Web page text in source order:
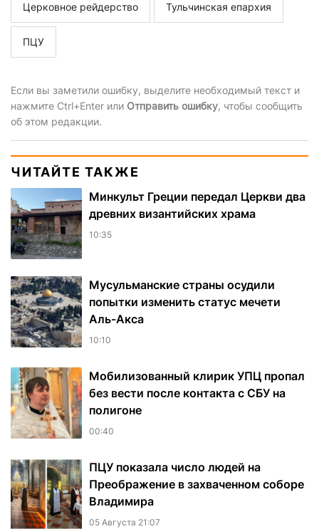
Церковное рейдерство Тульчинская епархия
ПЦУ
Если вы заметили ошибку, выделите необходимый текст и
нажмите Ctrl+Enter или Отправить ошибку, чтобы сообщить
об этом редакции.
ЧИТАЙТЕ ТАКЖЕ
Минкульт Греции передал Церкви два
древних византийских храма
10:35
Мусульманские страны осудили
попытки изменить статус мечети
Аль-Акса
10:10
Мобилизованный клирик УПЦ пропал
без вести после контакта с СБУ на
полигоне
00:40
ПЦУ показала число людей на
Преображение в захваченном соборе
Владимира
05 Августа 21:07